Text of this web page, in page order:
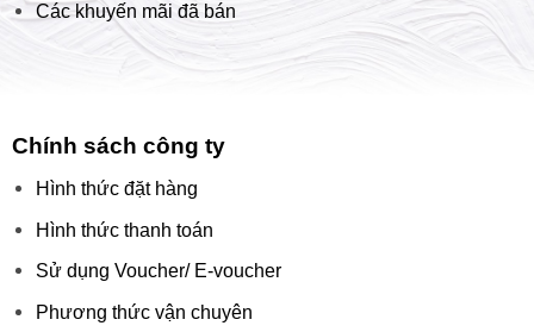
Các khuyến mãi đã bán
Chính sách công ty
Hình thức đặt hàng
Hình thức thanh toán
Sử dụng Voucher/ E-voucher
Phương thức vận chuyên